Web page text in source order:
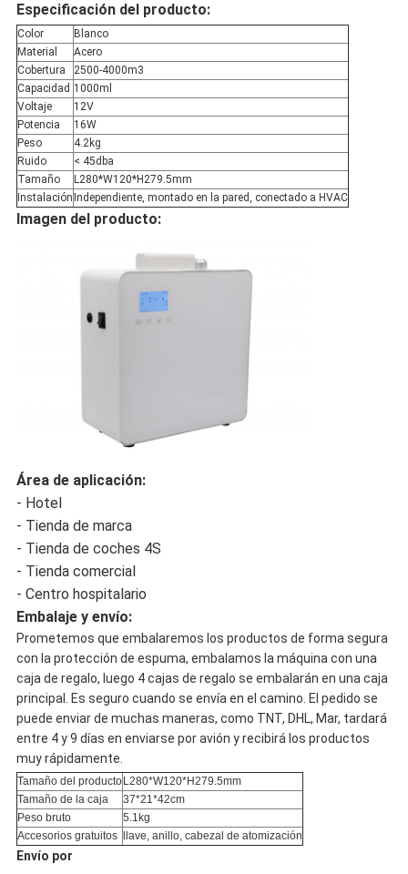
Especificación del producto:
Color
Blanco
Material
Acero
Cobertura
2500-4000m3
Capacidad 1000ml
Voltaje
12V
Potencia
16W
Peso
4.2kg
Ruido
< 45dba
Tamaño
L280*W120*H279.5mm
Instalación Independiente, montado en la pared, conectado a HVAC
Imagen del producto:
Área de aplicación:
- Hotel
- Tienda de marca
- Tienda de coches 4S
- Tienda comercial
- Centro hospitalario
Embalaje y envío:
Prometemos que embalaremos los productos de forma segura
con la protección de espuma, embalamos la máquina con una
caja de regalo, luego 4 cajas de regalo se embalarán en una caja
principal. Es seguro cuando se envía en el camino. El pedido se
puede enviar de muchas maneras, como TNT, DHL, Mar, tardará
entre 4 y 9 días en enviarse por avión y recibirá los productos
muy rápidamente.
Tamaño del productoL280*W120*H279.5mm
Tamaño de la caja
37*21*42cm
Peso bruto
5.1kg
Accesorios gratuitos llave, anillo, cabezal de atomización
Envío por